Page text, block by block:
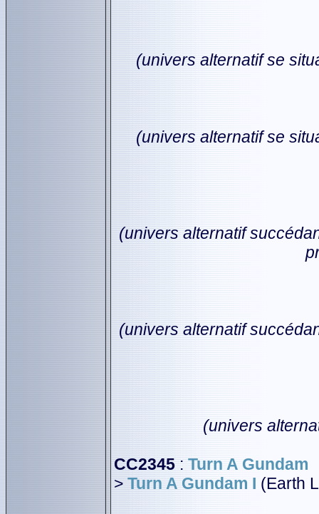
(univers alternatif se
(univers alternatif se
(univers alternatif
(univers alternatif
(univers
CC2345 : Turn A Gundam
> Turn A Gundam I (Earth